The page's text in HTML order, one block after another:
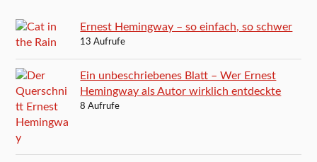
Ernest Hemingway – so einfach, so schwer
13 Aufrufe
Ein unbeschriebenes Blatt – Wer Ernest
Hemingway als Autor wirklich entdeckte
8 Aufrufe